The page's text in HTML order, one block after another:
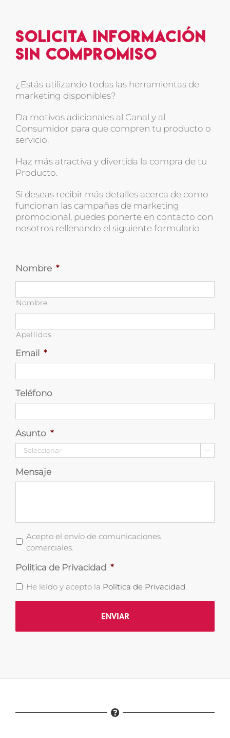
Solicita Información
sin compromiso
¿Estás utilizando todas las herramientas de
marketing disponibles?
Da motivos adicionales al Canal y al
Consumidor para que compren tu producto o
servicio.
Haz más atractiva y divertida la compra de tu
Producto.
Si deseas recibir más detalles acerca de como
funcionan las campañas de marketing
promocional, puedes ponerte en contacto con
nosotros rellenando el siguiente formulario
Nombre *
Nombre
Apellidos
Email *
Teléfono
Asunto *

Mensaje
Comunicaciones
Comerciales
Acepto el envío de comunicaciones
comerciales.
Politica de Privacidad *
He leído y acepto la Política de Privacidad.